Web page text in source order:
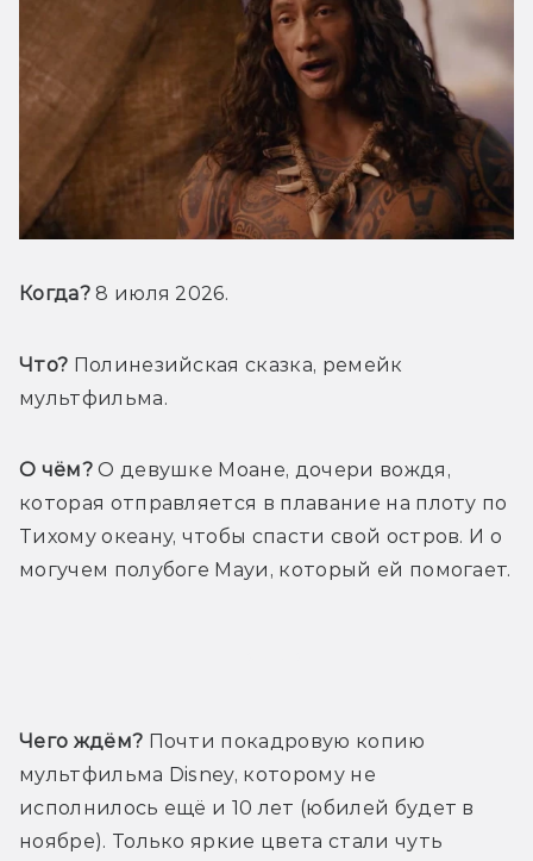
Когда? 8 июля 2026.
Что? Полинезийская сказка, ремейк
мультфильма.
О чём? О девушке Моане, дочери вождя,
которая отправляется в плавание на плоту по
Тихому океану, чтобы спасти свой остров. И о
могучем полубоге Мауи, который ей помогает.
Чего ждём? Почти покадровую копию
мультфильма Disney, которому не
исполнилось ещё и 10 лет (юбилей будет в
ноябре). Только яркие цвета стали чуть